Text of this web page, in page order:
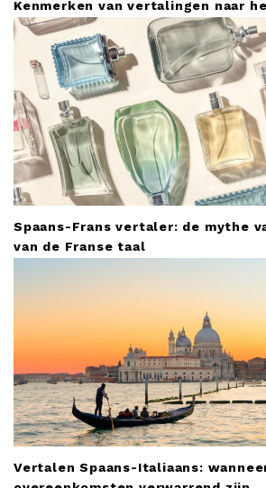
Kenmerken van vertalingen naar
Spaans-Frans vertaler: de mythe
van de Franse taal
Vertalen Spaans-Italiaans: